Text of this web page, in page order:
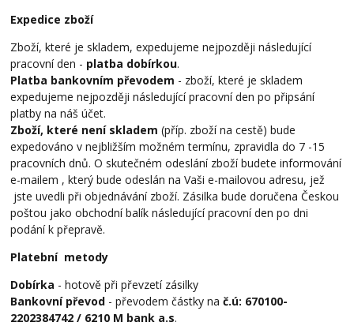
Expedice zboží
Zboží, které je skladem, expedujeme nejpozději následující
pracovní den - platba dobírkou.
Platba bankovním převodem - zboží, které je skladem
expedujeme nejpozději následující pracovní den po připsání
platby na náš účet.
Zboží, které není skladem(příp. zboží na cestě) bude
expedováno v nejbližším možném termínu, zpravidla do 7 -15
pracovních dnů. O skutečném odeslání zboží budete informování
e-mailem , který bude odeslán na Vaši e-mailovou adresu, jež
jste uvedli při objednávání zboží. Zásilka bude doručena Českou
poštou jako obchodní balík následující pracovní den po dni
podání k přepravě.
Platební metody
Dobírka - hotově při převzetí zásilky
Bankovní převod - převodem částky nač.ú: 670100-
2202384742 / 6210 M bank a.s.